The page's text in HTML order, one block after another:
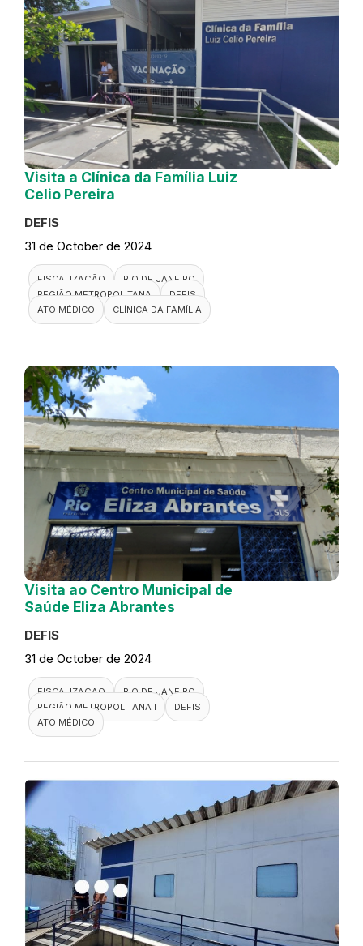
Visita a Clínica da Família Luiz
Celio Pereira
DEFIS
31 de October de 2024
FISCALIZAÇÃO
RIO DE JANEIRO
REGIÃO METROPOLITANA
DEFIS
ATO MÉDICO
CLÍNICA DA FAMÍLIA
Visita ao Centro Municipal de
Saúde Eliza Abrantes
DEFIS
31 de October de 2024
FISCALIZAÇÃO
RIO DE JANEIRO
REGIÃO METROPOLITANA I
DEFIS
ATO MÉDICO